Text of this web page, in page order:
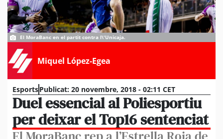
El MoraBanc en el partit contra l\'Unicaja.
Miquel López-Egea
EsportsPublicat: 20 novembre, 2018 - 02:11 CET
Duel essencial al Poliesportiu
per deixar el Top16 sentenciat